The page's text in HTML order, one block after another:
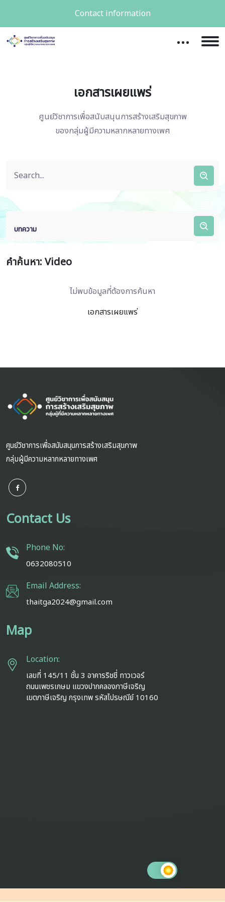
Contact information
เอกสารเผยแพร่
ศูนย์วิชาการเพื่อสนับสนุนการสร้างเสริมสุขภาพ
ของกลุ่มผู้มีความหลากหลายทางเพศ
บทความ
คำค้นหา: Video
ไม่พบข้อมูลที่ต้องการค้นหา
เอกสารเผยแพร่
ศูนย์วิชาการเพื่อสนับสนุนการสร้างเสริมสุขภาพ
กลุ่มผู้มีความหลากหลายทางเพศ
Contact Us
Phone No:
0632080510
Email Address:
thaitga2024@gmail.com
Map
Location:
เลขที่ 145/11 ชั้น 3 อาคารริชชี่ ทาวเวอร์
ถนนเพชรเกษม แขวงปากคลองภาษีเจริญ
เขตภาษีเจริญ กรุงเทพ รหัสไปรษณีย์ 10160